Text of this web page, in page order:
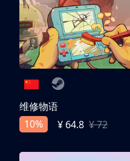
维修物语
10%
¥ 64.8 ¥ 72